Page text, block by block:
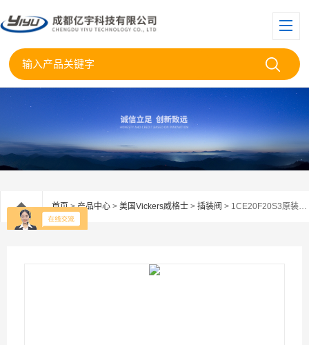
首页>产品中心 > 美国Vickers威格士 > 插装阀 > 1CE20F20S3原装EATON伊顿平衡阀1CE20F20S